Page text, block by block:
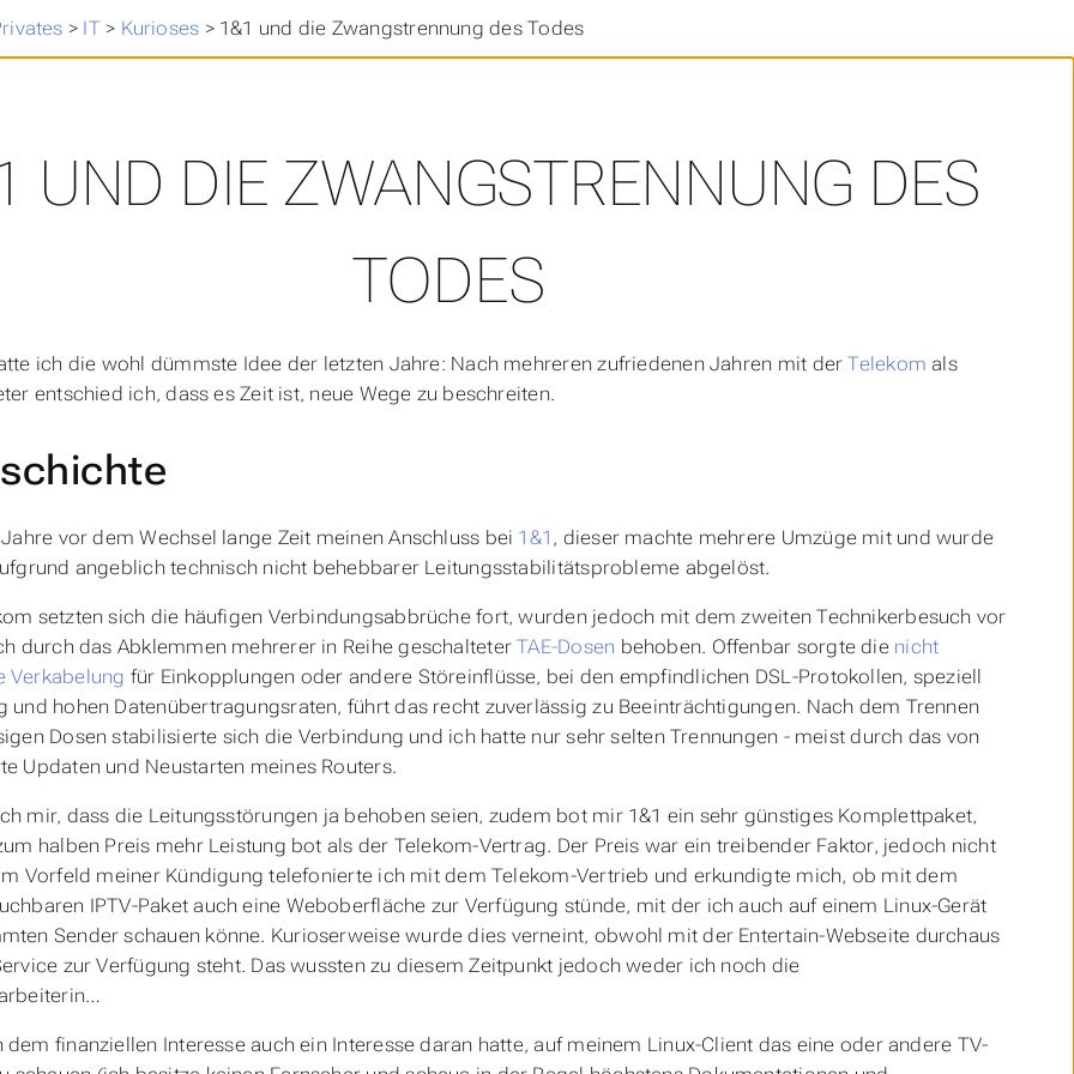
> > IT > Kurioses > 1&1 und die Zwangstrennung des Todes
UND DIE ZWANGSTRENNUNG DES
TODES
ich die wohl dümmste Idee der letzten Jahre: Nach mehreren zufriedenen Jahren mit derTelekom als
entschied ich, dass es Zeit ist, neue Wege zu beschreiten.
vor dem Wechsel lange Zeit meinen Anschluss bei 1&1 , dieser machte mehrere Umzüge mit und wurde
angeblich technisch nicht behebbarer Leitungsstabilitätsprobleme abgelöst.
setzten sich die häufigen Verbindungsabbrüche fort, wurden jedoch mit dem zweiten Technikerbesuch vor
durch das Abklemmen mehrerer in Reihe geschalteterTAE-Dosen behoben. Offenbar sorgte die nicht
Verkabelung für Einkopplungen oder andere Störeinflüsse, bei den empfindlichen DSL-Protokollen, speziell
und hohen Datenübertragungsraten, führt das recht zuverlässig zu Beeinträchtigungen. Nach dem Trennen
Dosen stabilisierte sich die Verbindung und ich hatte nur sehr selten Trennungen - meist durch das von
Updaten und Neustarten meines Routers.
mir, dass die Leitungsstörungen ja behoben seien, zudem bot mir 1&1 ein sehr günstiges Komplettpaket,
halben Preis mehr Leistung bot als der Telekom-Vertrag. Der Preis war ein treibender Faktor, jedoch nicht
Vorfeld meiner Kündigung telefonierte ich mit dem Telekom-Vertrieb und erkundigte mich, ob mit dem
IPTV-Paket auch eine Weboberfläche zur Verfügung stünde, mit der ich auch auf einem Linux-Gerät
Sender schauen könne. Kurioserweise wurde dies verneint, obwohl mit der Entertain-Webseite durchaus
zur Verfügung steht. Das wussten zu diesem Zeitpunkt jedoch weder ich noch die
dem finanziellen Interesse auch ein Interesse daran hatte, auf meinem Linux-Client das eine oder andere TV-